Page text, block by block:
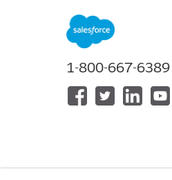
1-800-667-6389